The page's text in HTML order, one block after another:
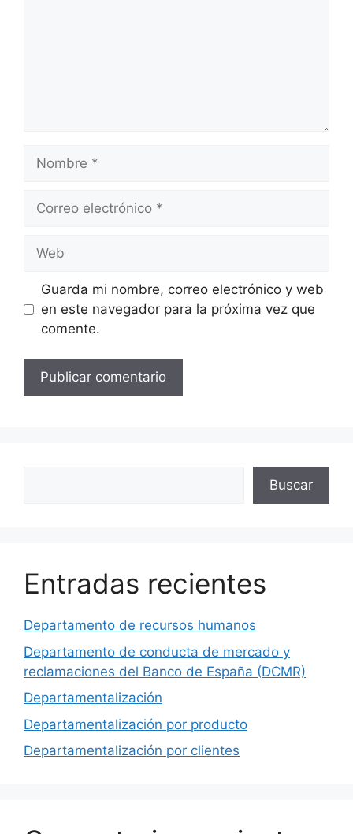
electrónico
Guarda mi nombre, correo electrónico y web
en este navegador para la próxima vez que
comente.
Buscar
Entradas recientes
Departamento de recursos humanos
Departamento de conducta de mercado y
reclamaciones del Banco de España (DCMR)
Departamentalización
Departamentalización por producto
Departamentalización por clientes